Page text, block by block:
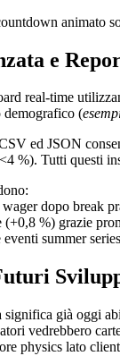
animato
e
real-time
demografico (
ed JSON
%). Tutti questi
dopo break
(+0,8 %) grazie
summer
significa già oggi
vedrebbero
physics lato